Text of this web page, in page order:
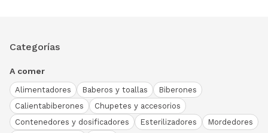
Categorías
A comer
Alimentadores Baberos y toallas
Biberones
Calientabiberones
Chupetes y accesorios
Contenedores y dosificadores
Esterilizadores
Mordedores